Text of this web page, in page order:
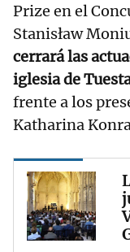
Prize en el
Stanisław
cerrará las
iglesia de
frente a los
Katharina